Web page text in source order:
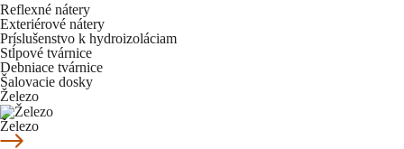
Reflexné nátery
Exteriérové nátery
Príslušenstvo k hydroizoláciam
Stĺpové tvárnice
Debniace tvárnice
Šalovacie dosky
Železo
Železo